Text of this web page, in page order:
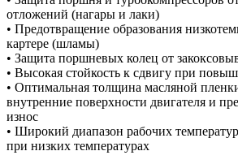
отложений (нагары и лаки)
• Предотвращение образования
картере (шламы)
• Защита поршневых колец от
• Высокая стойкость к сдвигу при
• Оптимальная толщина масляной
внутренние поверхности двигателя и
износ
• Широкий диапазон рабочих
при низких температурах